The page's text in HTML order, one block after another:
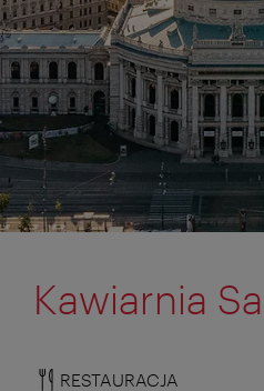
Kawiarnia
RESTAURACJA